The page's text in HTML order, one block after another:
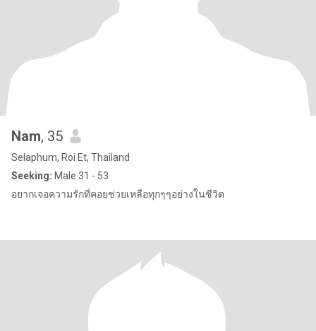
Nam, 35
Selaphum, Roi Et, Thailand
Seeking: Male 31 - 53
อยากเจอความรักที่คอยช่วยเหลือทุกๆๆอย่างในชีวิต